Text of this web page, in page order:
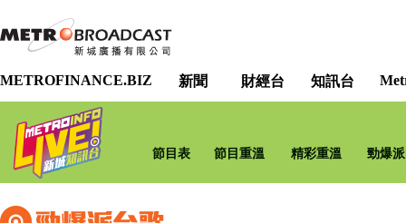
METROFINANCE.BIZ 新聞 財經台 知訊台
節目表 節目重溫 精彩重溫 勁爆